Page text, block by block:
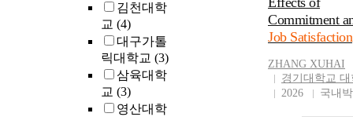
김천대학
교 (4)
대구가톨
릭대학교 (3)
삼육대학
교 (3)
영산대학
Commitment
Job Satisfaction
ZHANG XUHAI
경기대학교 대
2026
국내